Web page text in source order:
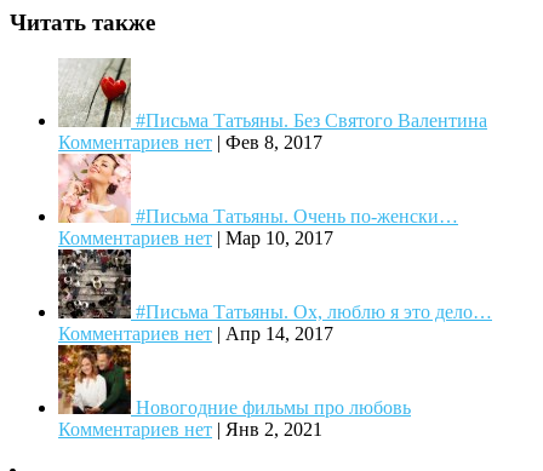
Читать также
#Письма Татьяны. Без Святого Валентина
Комментариев нет | Фев 8, 2017
#Письма Татьяны. Очень по-женски…
Комментариев нет | Мар 10, 2017
#Письма Татьяны. Ох, люблю я это дело…
Комментариев нет | Апр 14, 2017
Новогодние фильмы про любовь
Комментариев нет | Янв 2, 2021